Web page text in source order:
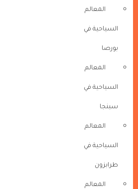
المعالم
السياحية في
بورصا
المعالم
السياحية في
سبنجا
المعالم
السياحية في
طرابزون
المعالم